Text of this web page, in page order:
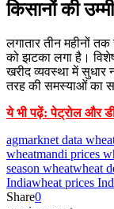
किसानों की
लगातार तीन महीनों
को झटका लगा है।
खरीद व्यवस्था में
तरह की समस्याओं का
ये भी पढ़ें: पेट्रोल और
agmarknet data
wheatmandi prices
season wheatwheat
Indiawheat prices
Share0